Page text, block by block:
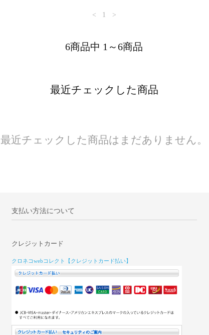
< 1 >
6商品中 1～6商品
最近チェックした商品
最近チェックした商品はまだありません。
支払い方法について
クレジットカード
クロネコwebコレクト【クレジットカード払い】